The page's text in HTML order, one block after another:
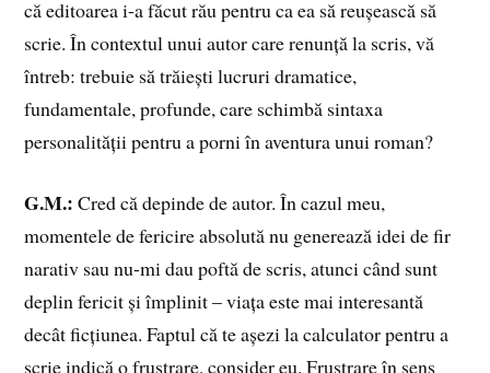
că editoarea i-a făcut rău pentru ca ea să reușească să
scrie. În contextul unui autor care renunță la scris, vă
întreb: trebuie să trăiești lucruri dramatice,
fundamentale, profunde, care schimbă sintaxa
personalității pentru a porni în aventura unui roman?
G.M.: Cred că depinde de autor. În cazul meu,
momentele de fericire absolută nu generează idei de fir
narativ sau nu-mi dau poftă de scris, atunci când sunt
deplin fericit și împlinit – viața este mai interesantă
decât ficțiunea. Faptul că te așezi la calculator pentru a
scrie indică o frustrare, consider eu. Frustrare în sens